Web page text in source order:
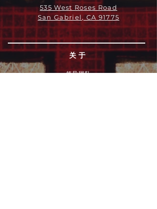
535 West Roses Road
San Gabriel, CA 91775
关于
领导团队